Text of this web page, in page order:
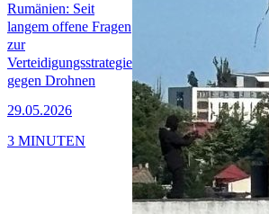
Rumänien: Seit
langem offene Fragen
zur
Verteidigungsstrategie
gegen Drohnen
29.05.2026
3 MINUTEN